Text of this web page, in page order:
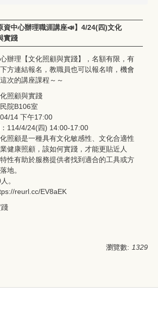
資中心辦理職涯講座📣】4/24(四)文化
實踐
辦理【文化照顧與實踐】，名額有限，有
方連結報名，教職員也可以報名唷，機會
次的講座課程～～
照顧與實踐
院B106室
14 下午17:00
114/4/24(四) 14:00-17:00
照顧是一種具有文化敏感性、文化合適性
健康照顧，該如何實踐，才能更貼近人
性有助於服務提供者找到適合的工具或方
地。
。
reurl.cc/EV8aEK
瀏覽數: 1329